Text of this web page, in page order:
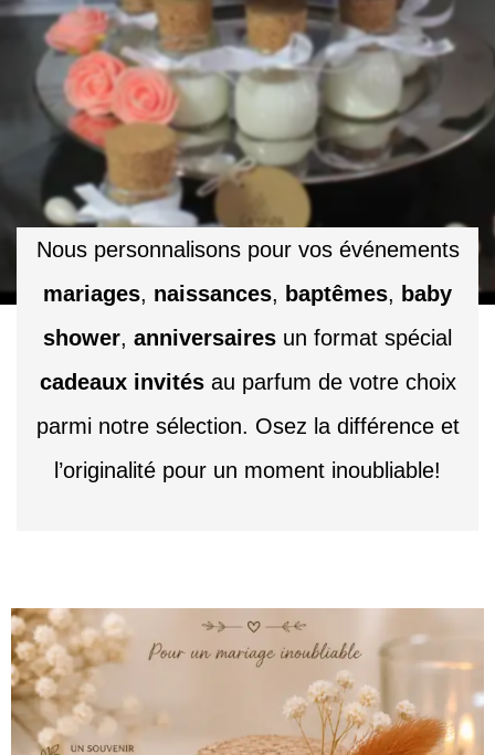
Nous personnalisons pour vos événements
mariages, naissances, baptêmes, baby
shower, anniversaires un format spécial
cadeaux invitésau parfum de votre choix
parmi notre sélection. Osez la différence et
l’originalité pour un moment inoubliable!